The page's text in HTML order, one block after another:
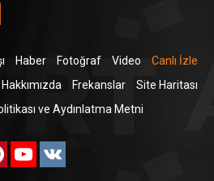
Haber Fotoğraf Video
Canlı İzle
Hakkımızda Frekanslar
Site Haritası
ve Aydınlatma Metni
PinterestYouTube